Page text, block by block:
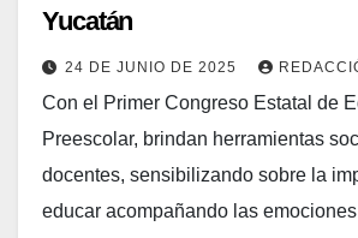
Yucatán
24 DE JUNIO DE 2025
Con el Primer Congreso Estatal de
Preescolar, brindan herramientas
docentes, sensibilizando sobre la
educar acompañando las emociones